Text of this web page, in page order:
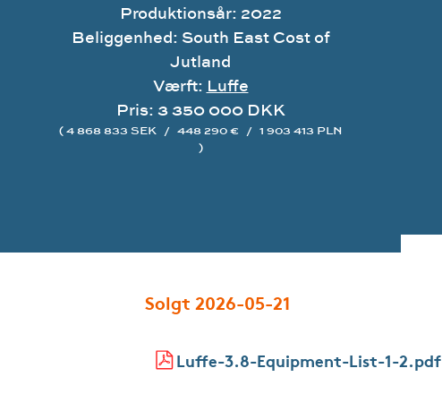
Produktionsår: 2022
Beliggenhed: South East Cost of
Jutland
Værft: Luffe
Pris: 3 350 000 DKK
( 4 868 833 SEK / 448 290 € / 1 903 413 PLN
)
Solgt 2026-05-21
Luffe-3.8-Equipment-List-1-2.pdf